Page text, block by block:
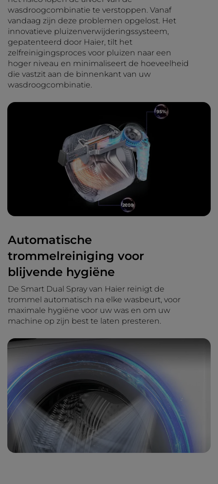
wasdroogcombinatie te verstoppen. Vanaf
vandaag zijn deze problemen opgelost. Het
innovatieve pluizenverwijderingssysteem,
gepatenteerd door Haier, tilt het
zelfreinigingsproces voor pluizen naar een
hoger niveau en minimaliseert de hoeveelheid
die vastzit aan de binnenkant van uw
wasdroogcombinatie.
Automatische
trommelreiniging voor
blijvende hygiëne
De Smart Dual Spray van Haier reinigt de
trommel automatisch na elke wasbeurt, voor
maximale hygiëne voor uw was en om uw
machine op zijn best te laten presteren.